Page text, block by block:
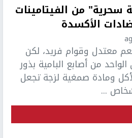
سحرية" من الفيتامينات
الأكسدة
معتدل وقوام فريد، لكن
من أصابع البامية بذور
ومادة صمغية لزجة تجعل
...